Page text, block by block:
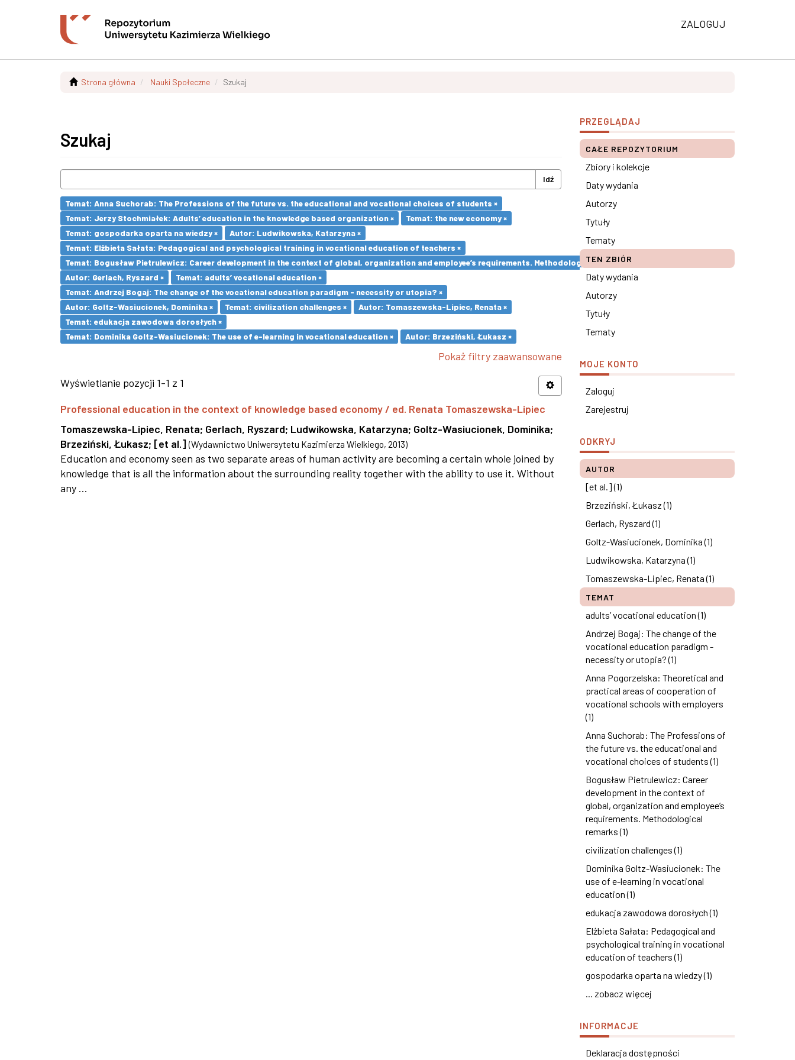
ZALOGUJ
Strona główna Nauki Społeczne Szukaj
Szukaj
Idź
Temat: Anna Suchorab: The Professions of the future vs. the educational and vocational choices of students ×
Temat: Jerzy Stochmiałek: Adults’ education in the knowledge based organization ×
Temat: the new economy ×
Temat: gospodarka oparta na wiedzy ×
Autor: Ludwikowska, Katarzyna ×
Temat: Elżbieta Sałata: Pedagogical and psychological training in vocational education of teachers ×
Temat: Bogusław Pietrulewicz: Career development in the context of global, organization and employee’s requirements. Methodological remarks ×
Autor: Gerlach, Ryszard ×
Temat: adults’ vocational education ×
Temat: Andrzej Bogaj: The change of the vocational education paradigm - necessity or utopia? ×
Autor: Goltz-Wasiucionek, Dominika ×
Temat: civilization challenges ×
Autor: Tomaszewska-Lipiec, Renata ×
Temat: edukacja zawodowa dorosłych ×
Temat: Dominika Goltz-Wasiucionek: The use of e-learning in vocational education ×
Autor: Brzeziński, Łukasz ×
Pokaż filtry zaawansowane
Wyświetlanie pozycji 1-1 z 1
Professional education in the context of knowledge based economy / ed. Renata Tomaszewska-Lipiec
Tomaszewska-Lipiec, Renata; Gerlach, Ryszard; Ludwikowska, Katarzyna; Goltz-Wasiucionek, Dominika;
Brzeziński, Łukasz; [et al.] (Wydawnictwo Uniwersytetu Kazimierza Wielkiego, 2013)
Education and economy seen as two separate areas of human activity are becoming a certain whole joined by
knowledge that is all the information about the surrounding reality together with the ability to use it. Without
any ...
PRZEGLĄDAJ
CAŁE REPOZYTORIUM
Zbiory i kolekcje
Daty wydania
Autorzy
Tytuły
Tematy
TEN ZBIÓR
Daty wydania
Autorzy
Tytuły
Tematy
MOJE KONTO
Zaloguj
Zarejestruj
ODKRYJ
AUTOR
[et al.] (1)
Brzeziński, Łukasz (1)
Gerlach, Ryszard (1)
Goltz-Wasiucionek, Dominika (1)
Ludwikowska, Katarzyna (1)
Tomaszewska-Lipiec, Renata (1)
TEMAT
adults’ vocational education (1)
Andrzej Bogaj: The change of the
vocational education paradigm -
necessity or utopia? (1)
Anna Pogorzelska: Theoretical and
practical areas of cooperation of
vocational schools with employers
(1)
Anna Suchorab: The Professions of
the future vs. the educational and
vocational choices of students (1)
Bogusław Pietrulewicz: Career
development in the context of
global, organization and employee’s
requirements. Methodological
remarks (1)
civilization challenges (1)
Dominika Goltz-Wasiucionek: The
use of e-learning in vocational
education (1)
edukacja zawodowa dorosłych (1)
Elżbieta Sałata: Pedagogical and
psychological training in vocational
education of teachers (1)
gospodarka oparta na wiedzy (1)
... zobacz więcej
INFORMACJE
Deklaracja dostępności